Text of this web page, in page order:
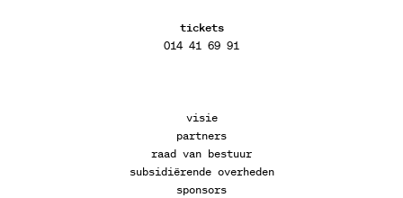
tickets
014 41 69 91
visie
partners
raad van bestuur
subsidiërende overheden
sponsors